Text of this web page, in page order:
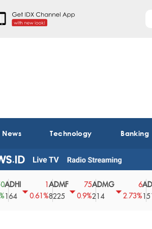
Technology Banking
0.61%
ADMF
8225
75
0.9%
ADMG
214
2.73%
ADMR
1510